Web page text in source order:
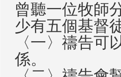
曾聽一位牧師
少有五個基督
〈一〉禱告可
係。